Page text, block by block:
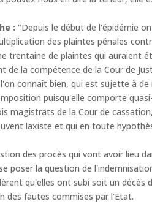
: "Depuis le début de l'épidémie
des plaintes pénales
trentaine de plaintes qui auraient
de la compétence de la Cour de
connaît bien, qui est sujette à
puisqu'elle comporte
magistrats de la Cour de
laxiste et qui en toute
des procès qui vont avoir lieu
poser la question de
qu'elles ont subi soit un décès
des fautes commises par l'Etat.